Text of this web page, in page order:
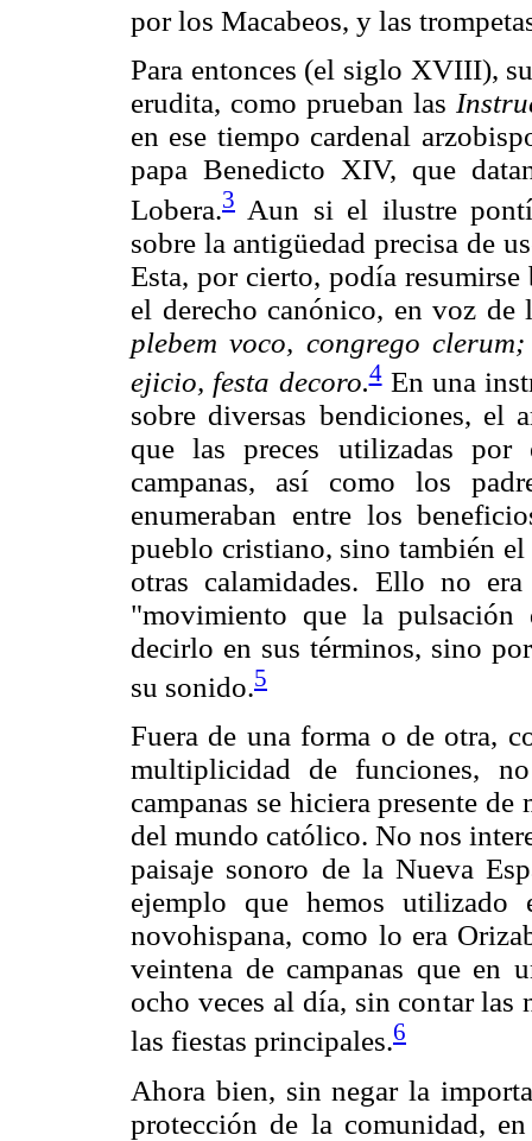
por los Macabeos, y las
Para entonces (el siglo XVIII),
erudita, como prueban las
en ese tiempo cardenal
papa Benedicto XIV, que
Lobera.3 Aun si el ilustre
sobre la antigüedad precisa de
Esta, por cierto, podía
el derecho canónico, en voz de
plebem voco, congrego
ejicio, festa decoro.4En una
sobre diversas bendiciones, el
que las preces utilizadas
campanas, así como los
enumeraban entre los
pueblo cristiano, sino también
otras calamidades. Ello no
"movimiento que la
decirlo en sus términos, sino
su sonido.5
Fuera de una forma o de otra,
multiplicidad de funciones,
campanas se hiciera presente
del mundo católico. No nos
paisaje sonoro de la Nueva
ejemplo que hemos
novohispana, como lo era
veintena de campanas que en
ocho veces al día, sin contar las
las fiestas principales.6
Ahora bien, sin negar la
protección de la comunidad,